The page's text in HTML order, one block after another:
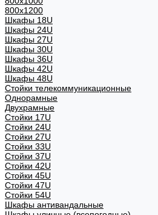
800х1200
Шкафы 18U
Шкафы 24U
Шкафы 27U
Шкафы 30U
Шкафы 36U
Шкафы 42U
Шкафы 48U
Стойки телекоммуникационные
Однорамные
Двухрамные
Стойки 17U
Стойки 24U
Стойки 27U
Стойки 33U
Стойки 37U
Стойки 42U
Стойки 45U
Стойки 47U
Стойки 54U
Шкафы антивандальные